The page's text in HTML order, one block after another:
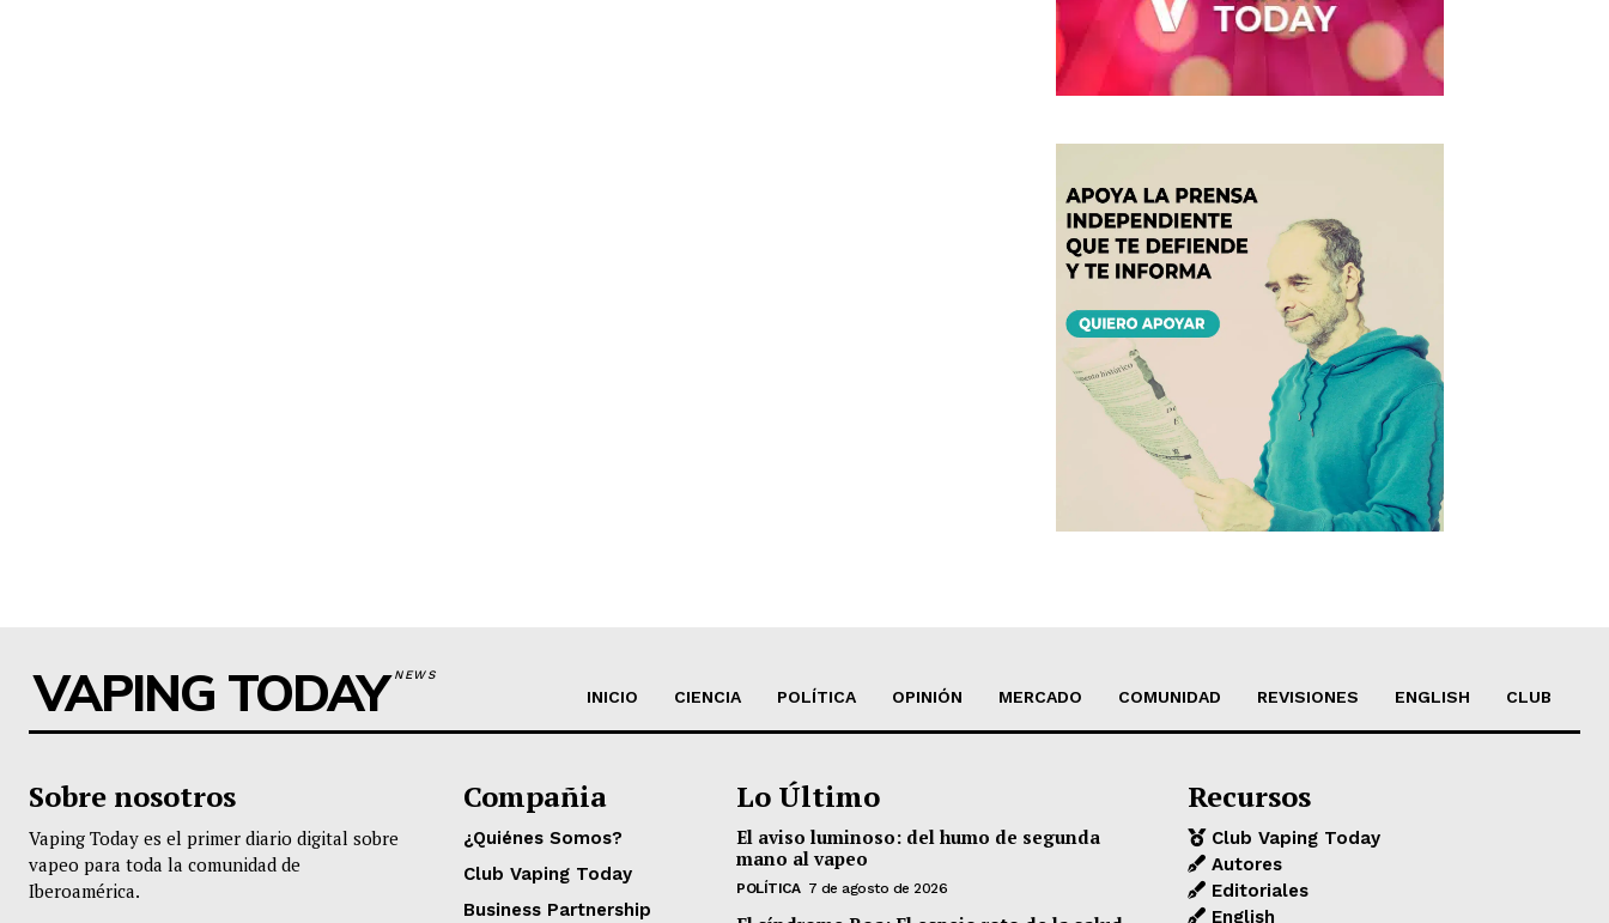
VAPING TODAYNEWS
INICIO CIENCIA POLÍTICA OPINIÓN MERCADO COMUNIDAD REVISIONES ENGLISH CLUB
Sobre nosotros
Vaping Today es el primer diario digital sobre
vapeo para toda la comunidad de
Iberoamérica.
Compañia
¿Quiénes Somos?
Club Vaping Today
Business Partnership
Lo Último
El aviso luminoso: del humo de segunda
mano al vapeo
POLÍTICA 7 de agosto de 2026
Recursos
Club Vaping Today
Autores
Editoriales
English